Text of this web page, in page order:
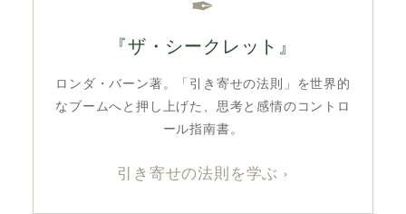
『ザ・シークレット』
ロンダ・バーン著。「引き寄せの法則」を世界的
なブームへと押し上げた、思考と感情のコントロ
ール指南書。
引き寄せの法則を学ぶ ›